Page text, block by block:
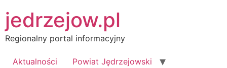
do
treści
jedrzejow.pl
Regionalny portal informacyjny
Aktualności
Powiat Jędrzejowski